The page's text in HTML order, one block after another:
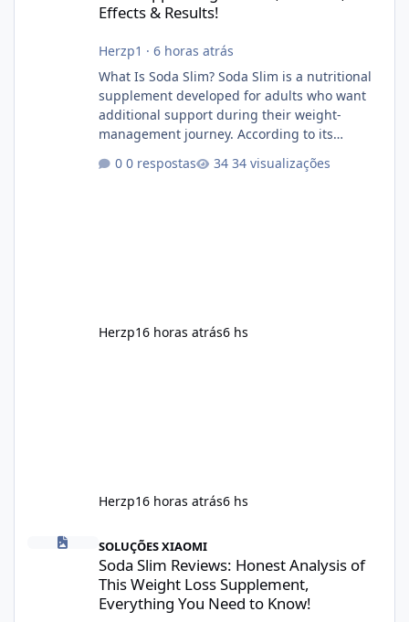
Effects & Results!
Herzp1 · 6 horas atrás
What Is Soda Slim? Soda Slim is a nutritional
supplement developed for adults who want
additional support during their weight-
management journey. According to its
support healthy metabolism, reduce cravings,
0 respostas 34 visualizações
Herzp16 horas atrás6 hs
Herzp16 horas atrás6 hs
Soda Slim Reviews: Honest Analysis of This Weight Loss
SOLUÇÕES XIAOMI
Soda Slim Reviews: Honest Analysis of
This Weight Loss Supplement,
Everything You Need to Know!